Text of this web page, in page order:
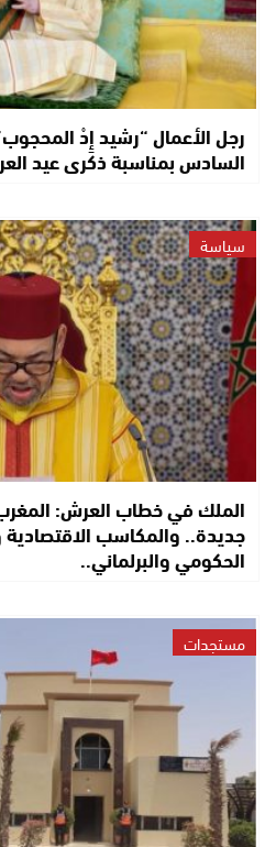
رجل الأعمال “رشيد إِدْ
السادس بمناسبة ذكرى عيد
سياسة
الملك في خطاب العرش:
جديدة.. والمكاسب الاقتصادية
الحكومي والبرلماني..
مستجدات